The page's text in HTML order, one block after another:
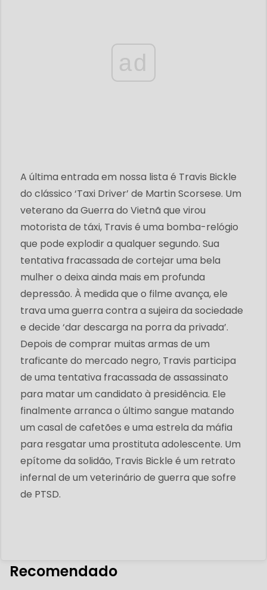
ad
A última entrada em nossa lista é Travis Bickle
do clássico ‘Taxi Driver’ de Martin Scorsese. Um
veterano da Guerra do Vietnã que virou
motorista de táxi, Travis é uma bomba-relógio
que pode explodir a qualquer segundo. Sua
tentativa fracassada de cortejar uma bela
mulher o deixa ainda mais em profunda
depressão. À medida que o filme avança, ele
trava uma guerra contra a sujeira da sociedade
e decide ‘dar descarga na porra da privada’.
Depois de comprar muitas armas de um
traficante do mercado negro, Travis participa
de uma tentativa fracassada de assassinato
para matar um candidato à presidência. Ele
finalmente arranca o último sangue matando
um casal de cafetões e uma estrela da máfia
para resgatar uma prostituta adolescente. Um
epítome da solidão, Travis Bickle é um retrato
infernal de um veterinário de guerra que sofre
de PTSD.
Recomendado